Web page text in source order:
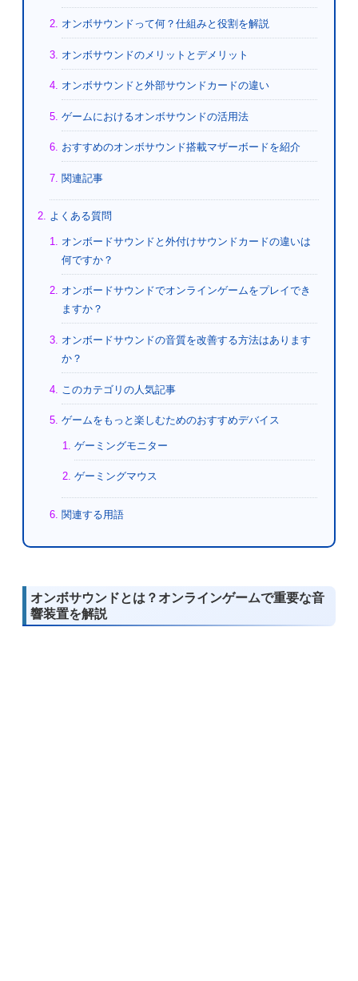
オンボサウンドって何？仕組みと役割を解説
オンボサウンドのメリットとデメリット
オンボサウンドと外部サウンドカードの違い
ゲームにおけるオンボサウンドの活用法
おすすめのオンボサウンド搭載マザーボードを紹介
関連記事
よくある質問
オンボードサウンドと外付けサウンドカードの違いは
何ですか？
オンボードサウンドでオンラインゲームをプレイでき
ますか？
オンボードサウンドの音質を改善する方法はあります
か？
このカテゴリの人気記事
ゲームをもっと楽しむためのおすすめデバイス
ゲーミングモニター
ゲーミングマウス
関連する用語
オンボサウンドとは？オンラインゲームで重要な音
響装置を解説